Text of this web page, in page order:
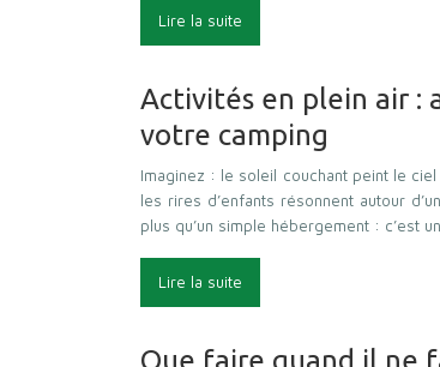
Lire la suite
Activités en plein air :
votre camping
Imaginez : le soleil couchant peint le
les rires d’enfants résonnent autour
plus qu’un simple hébergement : c’est
Lire la suite
Que faire quand il ne